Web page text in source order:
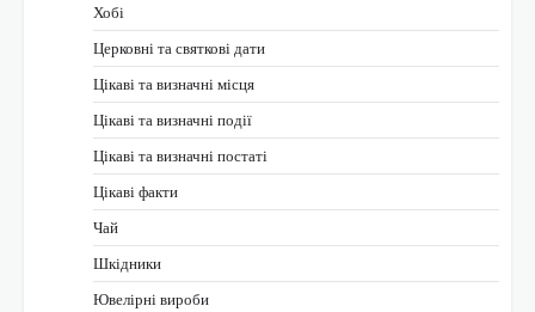
Хобі
Церковні та святкові дати
Цікаві та визначні місця
Цікаві та визначні події
Цікаві та визначні постаті
Цікаві факти
Чай
Шкідники
Ювелірні вироби